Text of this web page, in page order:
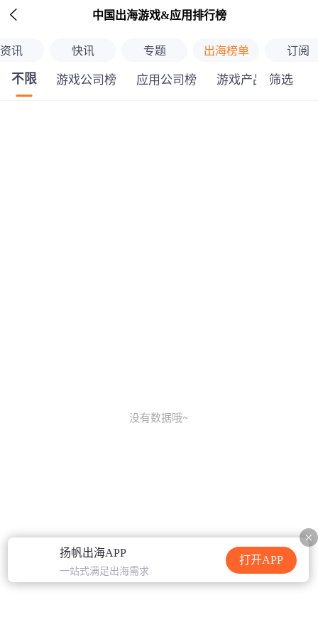
扬帆出海APP
一站式满足出海需求
打开APP
 中国出海游戏&应用排行榜
资讯 快讯 专题 出海榜单 订阅
不限 游戏公司榜 应用公司榜 游戏产品榜筛选
继续下拉刷新
没有数据哦~